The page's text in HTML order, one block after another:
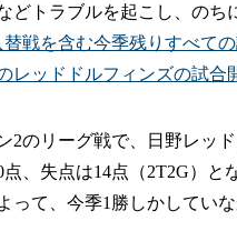
どトラブルを起こし、のち
替戦を含む今季残りすべて
レッドドルフィンズの試合
のリーグ戦で、日野レッ
、失点は14点（2T2G）
って、今季1勝しかしてい